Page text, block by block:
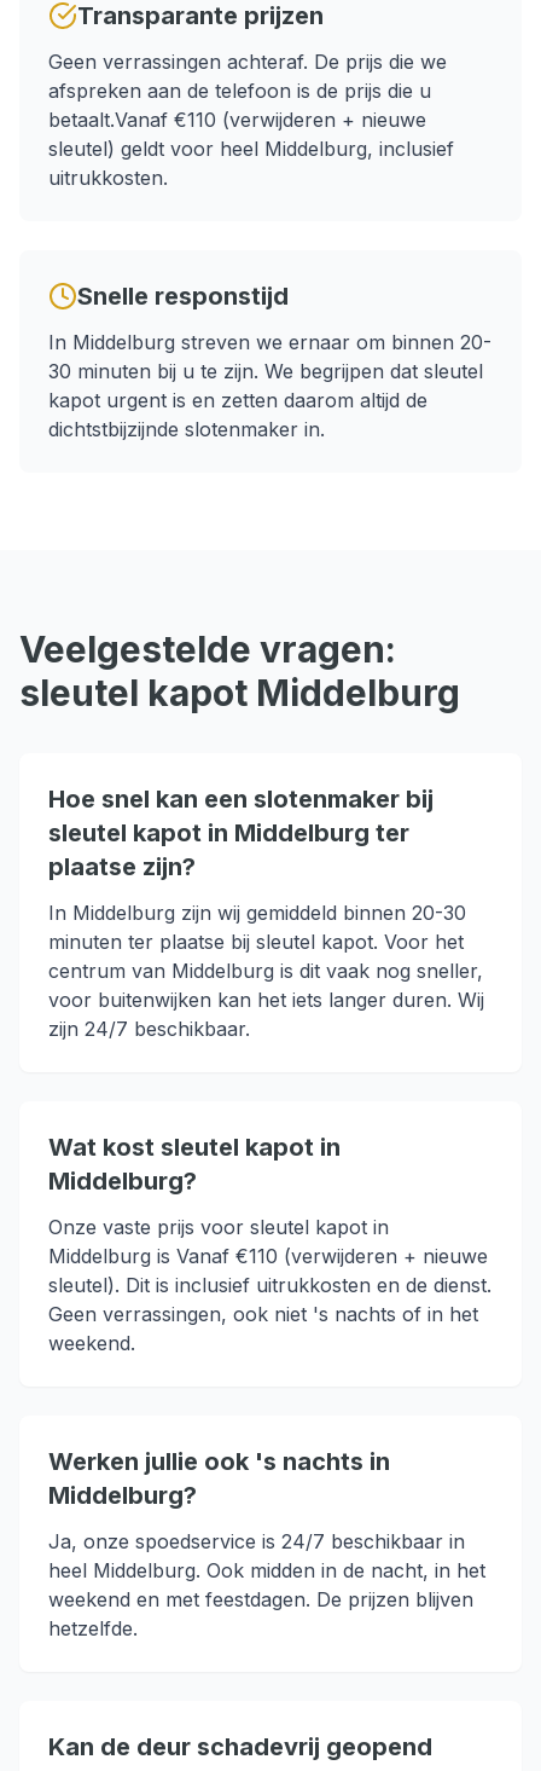
Transparante prijzen
Geen verrassingen achteraf. De prijs die we
afspreken aan de telefoon is de prijs die u
betaalt.Vanaf €110 (verwijderen + nieuwe
sleutel) geldt voor heel Middelburg, inclusief
uitrukkosten.
Snelle responstijd
In Middelburg streven we ernaar om binnen 20-
30 minuten bij u te zijn. We begrijpen dat sleutel
kapot urgent is en zetten daarom altijd de
dichtstbijzijnde slotenmaker in.
Veelgestelde vragen:
sleutel kapot Middelburg
Hoe snel kan een slotenmaker bij
sleutel kapot in Middelburg ter
plaatse zijn?
In Middelburg zijn wij gemiddeld binnen 20-30
minuten ter plaatse bij sleutel kapot. Voor het
centrum van Middelburg is dit vaak nog sneller,
voor buitenwijken kan het iets langer duren. Wij
zijn 24/7 beschikbaar.
Wat kost sleutel kapot in
Middelburg?
Onze vaste prijs voor sleutel kapot in
Middelburg is Vanaf €110 (verwijderen + nieuwe
sleutel). Dit is inclusief uitrukkosten en de dienst.
Geen verrassingen, ook niet 's nachts of in het
weekend.
Werken jullie ook 's nachts in
Middelburg?
Ja, onze spoedservice is 24/7 beschikbaar in
heel Middelburg. Ook midden in de nacht, in het
weekend en met feestdagen. De prijzen blijven
hetzelfde.
Kan de deur schadevrij geopend